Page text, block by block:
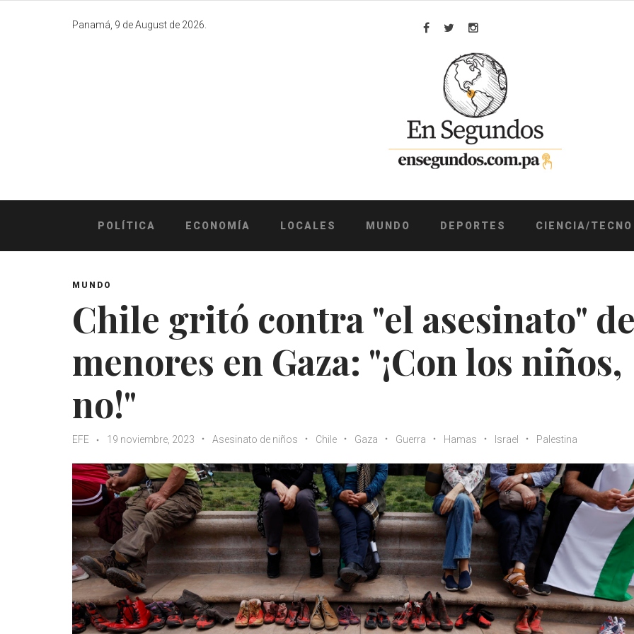
Panamá, 9 de August de 2026.
Facebook
TwitterInstagram
POLÍTICA ECONOMÍA LOCALES MUNDO DEPORTES CIENCIA/TECNO
MUNDO
Chile gritó contra "el asesinato"
menores en Gaza: "¡Con los niños,
no!"
EFE 19 noviembre, 2023 Asesinato de niños Chile Gaza Guerra Hamas Israel Palestina